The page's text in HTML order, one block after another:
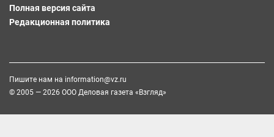
Полная версия сайта
Редакционная политика
Пишите нам на information@vz.ru
© 2005 — 2026 ООО Деловая газета «Взгляд»